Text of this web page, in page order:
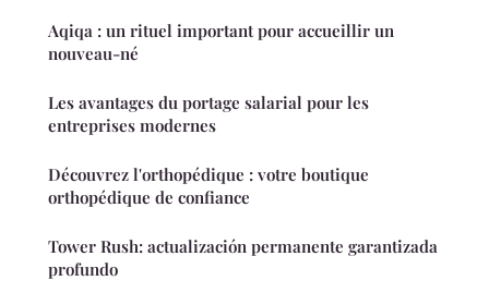
Aqiqa : un rituel important pour accueillir un
nouveau-né
Les avantages du portage salarial pour les
entreprises modernes
Découvrez l'orthopédique : votre boutique
orthopédique de confiance
Tower Rush: actualización permanente garantizada
profundo